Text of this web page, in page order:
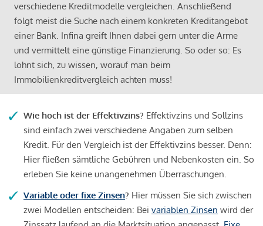
verschiedene Kreditmodelle vergleichen. Anschließend
folgt meist die Suche nach einem konkreten Kreditangebot
einer Bank. Infina greift Ihnen dabei gern unter die Arme
und vermittelt eine günstige Finanzierung. So oder so: Es
lohnt sich, zu wissen, worauf man beim
Immobilienkreditvergleich achten muss!
Wie hoch ist der Effektivzins? Effektivzins und Sollzins
sind einfach zwei verschiedene Angaben zum selben
Kredit. Für den Vergleich ist der Effektivzins besser. Denn:
Hier fließen sämtliche Gebühren und Nebenkosten ein. So
erleben Sie keine unangenehmen Überraschungen.
Variable oder fixe Zinsen? Hier müssen Sie sich zwischen
zwei Modellen entscheiden: Bei variablen Zinsen wird der